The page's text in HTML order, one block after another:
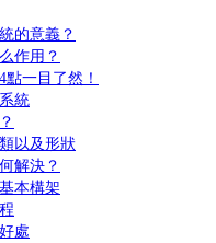
的意義？
作用？
一目了然！
統
以及形狀
解決？
本構架
處